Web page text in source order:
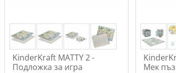
KinderKraft MATTY 2 -
Подложка за игра
Мек